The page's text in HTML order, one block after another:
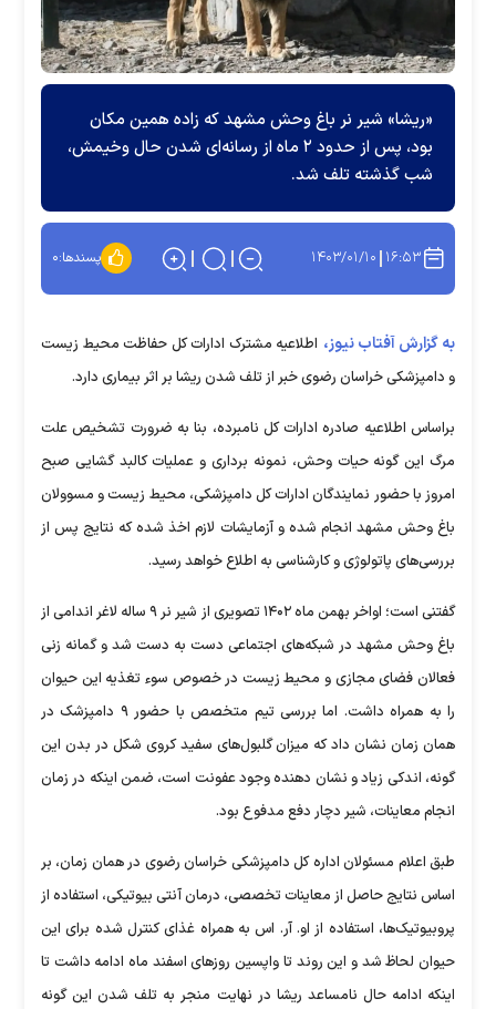
«ریشا» شیر نر باغ وحش مشهد که زاده همین مکان
بود، پس از حدود ۲ ماه از رسانه‌ای شدن حال وخیمش،
شب گذشته تلف شد.
۱۶:۵۳ ۱۴۰۳/۰۱/۱۰ پسندها:۰
به گزارش آفتاب نیوز، اطلاعیه مشترک ادارات کل حفاظت محیط زیست
و دامپزشکی خراسان رضوی خبر از تلف شدن ریشا بر اثر بیماری دارد.
براساس اطلاعیه صادره ادارات کل نامبرده، بنا به ضرورت تشخیص علت
مرگ این گونه حیات وحش، نمونه برداری و عملیات کالبد گشایی صبح
امروز با حضور نمایندگان ادارات کل دامپزشکی، محیط زیست و مسوولان
باغ وحش مشهد انجام شده و آزمایشات لازم اخذ شده که نتایج پس از
بررسی‌های پاتولوژی و کارشناسی به اطلاع خواهد رسید.
گفتنی است؛ اواخر بهمن ماه ۱۴۰۲ تصویری از شیر نر ۹ ساله لاغر اندامی از
باغ وحش مشهد در شبکه‌های اجتماعی دست به دست شد و گمانه زنی
فعالان فضای مجازی و محیط زیست در خصوص سوء تغذیه این حیوان
را به همراه داشت. اما بررسی تیم متخصص با حضور ۹ دامپزشک در
همان زمان نشان داد که میزان گلبول‌های سفید کروی شکل در بدن این
گونه، اندکی زیاد و نشان دهنده وجود عفونت است، ضمن اینکه در زمان
انجام معاینات، شیر دچار دفع مدفوع بود.
طبق اعلام مسئولان اداره کل دامپزشکی خراسان رضوی در همان زمان، بر
اساس نتایج حاصل از معاینات تخصصی، درمان آنتی بیوتیکی، استفاده از
پروبیوتیک‌ها، استفاده از او. آر. اس به همراه غذای کنترل شده برای این
حیوان لحاظ شد و این روند تا واپسین روز‌های اسفند ماه ادامه داشت تا
اینکه ادامه حال نامساعد ریشا در نهایت منجر به تلف شدن این گونه